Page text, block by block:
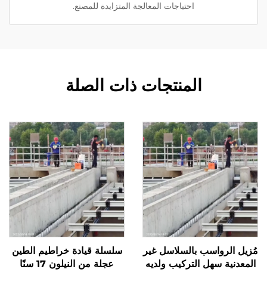
احتياجات المعالجة المتزايدة للمصنع.
المنتجات ذات الصلة
مُزيل الرواسب بالسلاسل غير
المعدنية سهل التركيب ولديه
سلسلة قيادة خراطيم الطين
عجلة من النيلون 17 سنًا